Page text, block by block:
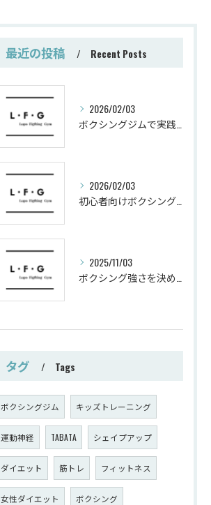
最近の投稿 Recent Posts
2026/02/03
2026/02/03
2025/11/03
タグ Tags
ボクシングジム キッズトレーニング
運動神経 TABATA シェイプアップ
ダイエット 筋トレ フィットネス
女性ダイエット ボクシング